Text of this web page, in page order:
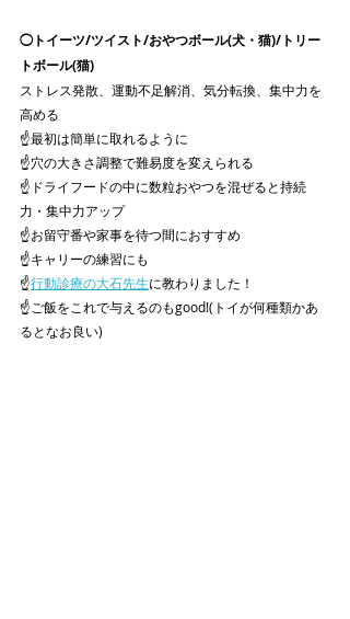
◯トイーツ/ツイスト/おやつボール(犬・猫)/トリー
トボール(猫)
ストレス発散、運動不足解消、気分転換、集中力を
高める
☝️最初は簡単に取れるように
☝️穴の大きさ調整で難易度を変えられる
☝️ドライフードの中に数粒おやつを混ぜると持続
力・集中力アップ
☝️お留守番や家事を待つ間におすすめ
☝️キャリーの練習にも
☝️行動診療の大石先生に教わりました！
☝️ご飯をこれで与えるのもgood!(トイが何種類かあ
るとなお良い)